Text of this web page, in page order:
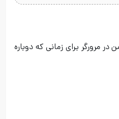
مرورگر برای زمانی که دوباره